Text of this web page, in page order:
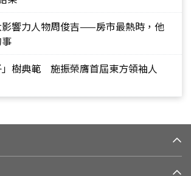
影響力人物周俊吉——房市最熱時，他
」樹典範 施振榮膺首屆東方領袖人